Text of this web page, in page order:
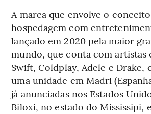
A marca que envolve o
hospedagem com
lançado em 2020 pela maior
mundo, que conta com artistas
Swift, Coldplay, Adele e Drake,
uma unidade em Madri
já anunciadas nos Estados
Biloxi, no estado do Mississipi,